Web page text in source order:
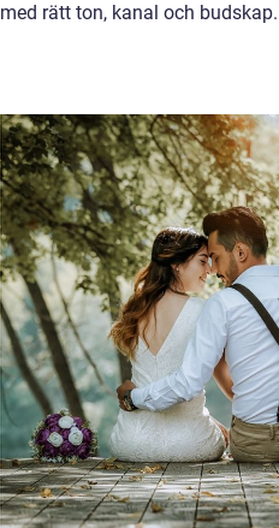
med rätt ton, kanal och budskap.